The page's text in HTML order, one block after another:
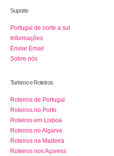
Suporte
Portugal de norte a sul
Informações
Enviar Email
Sobre nós
Turismo e Roteiros
Roteiros de Portugal
Roteiros no Porto
Roteiros em Lisboa
Roteiros no Algarve
Roteiros na Madeira
Roteiros nos Açoress